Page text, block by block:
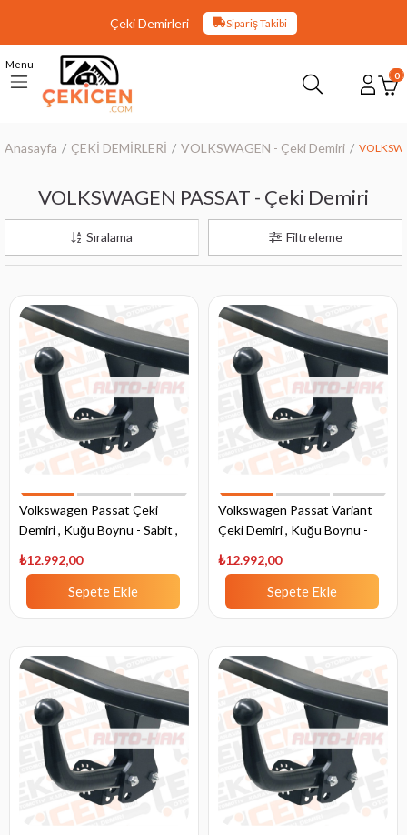
Çeki Demirleri Sipariş Takibi
Menu
0
Anasayfa ÇEKİ DEMİRLERİ VOLKSWAGEN - Çeki Demiri
VOLKSWAGEN PASSAT - Çeki Demiri
Filtreleme
Sıralama
Volkswagen Passat Çeki
Demiri , Kuğu Boynu - Sabit ,
₺12.992,00
Sepete Ekle
Volkswagen Passat Variant
Çeki Demiri , Kuğu Boynu -
₺12.992,00
Sepete Ekle